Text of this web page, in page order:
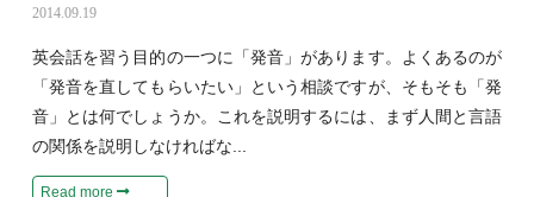
2014.09.19
英会話を習う目的の一つに「発音」があります。よくあるのが
「発音を直してもらいたい」という相談ですが、そもそも「発
音」とは何でしょうか。これを説明するには、まず人間と言語
の関係を説明しなければな...
Read more